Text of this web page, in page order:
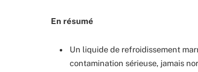
En résumé
Un liquide de refroidissement
contamination sérieuse, jamais